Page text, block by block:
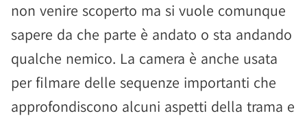
non venire scoperto ma si vuole comunque
sapere da che parte è andato o sta andando
qualche nemico. La camera è anche usata
per filmare delle sequenze importanti che
approfondiscono alcuni aspetti della trama e